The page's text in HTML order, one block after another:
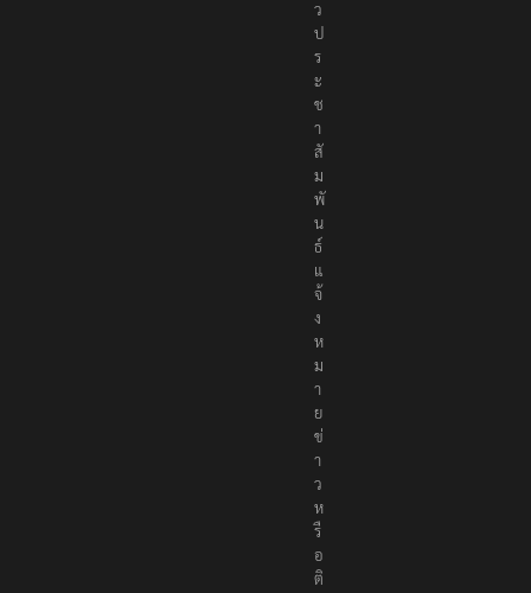
ข่
า
ว
ป
ร
ะ
ช
า
สั
ม
พั
น
ธ์
แ
จ้
ง
ห
ม
า
ย
ข่
า
ว
ห
รื